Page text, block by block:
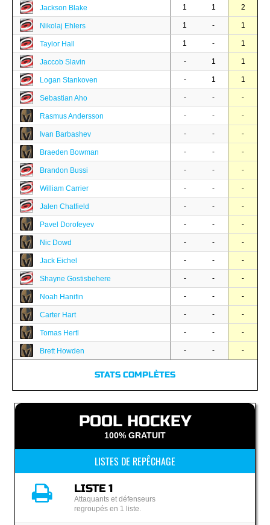
Jackson Blake 1 1 2
Nikolaj Ehlers 1 - 1
Taylor Hall 1 - 1
Jaccob Slavin - 1 1
Logan Stankoven - 1 1
Sebastian Aho - - -
Rasmus Andersson - - -
Ivan Barbashev - - -
Braeden Bowman - - -
Brandon Bussi - - -
William Carrier - - -
Jalen Chatfield - - -
Pavel Dorofeyev - - -
Nic Dowd - - -
Jack Eichel - - -
Shayne Gostisbehere - - -
Noah Hanifin - - -
Carter Hart - - -
Tomas Hertl - - -
Brett Howden - - -
STATS COMPLÈTES
POOL HOCKEY
100% GRATUIT
LISTES DE REPÊCHAGE
LISTE 1
Attaquants et défenseurs
regroupés en 1 liste.